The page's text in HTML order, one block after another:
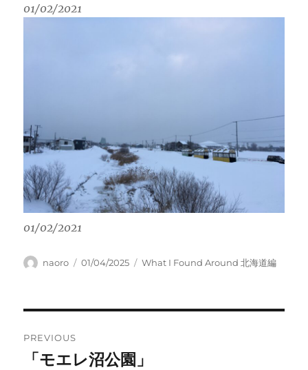
01/02/2021
01/02/2021
Author
naoro
Posted
01/04/2025 Categories
What I Found Around 北海道編
navigation
PREVIOUS
Previous
「モエレ沼公園」